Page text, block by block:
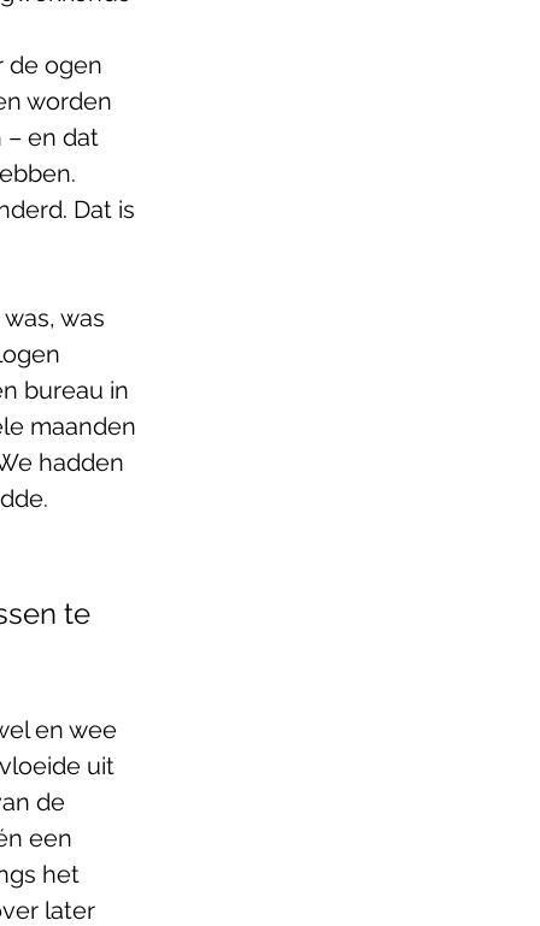
de ogen
worden
– en dat
Dat is
was
bureau in
maanden
hadden
te
en wee
uit
de
een
het
later